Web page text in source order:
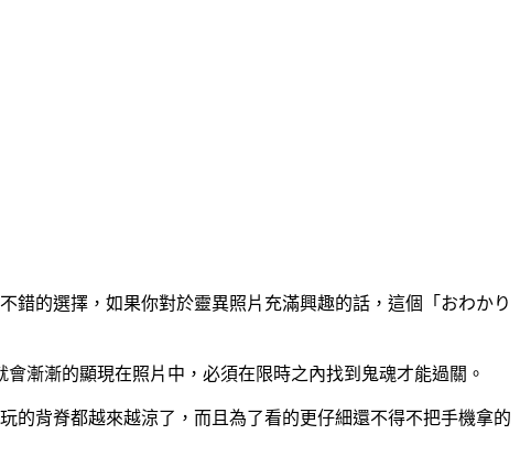
錯的選擇，如果你對於靈異照片充滿興趣的話，這個「おわかり
漸漸的顯現在照片中，必須在限時之內找到鬼魂才能過關。
的背脊都越來越涼了，而且為了看的更仔細還不得不把手機拿的